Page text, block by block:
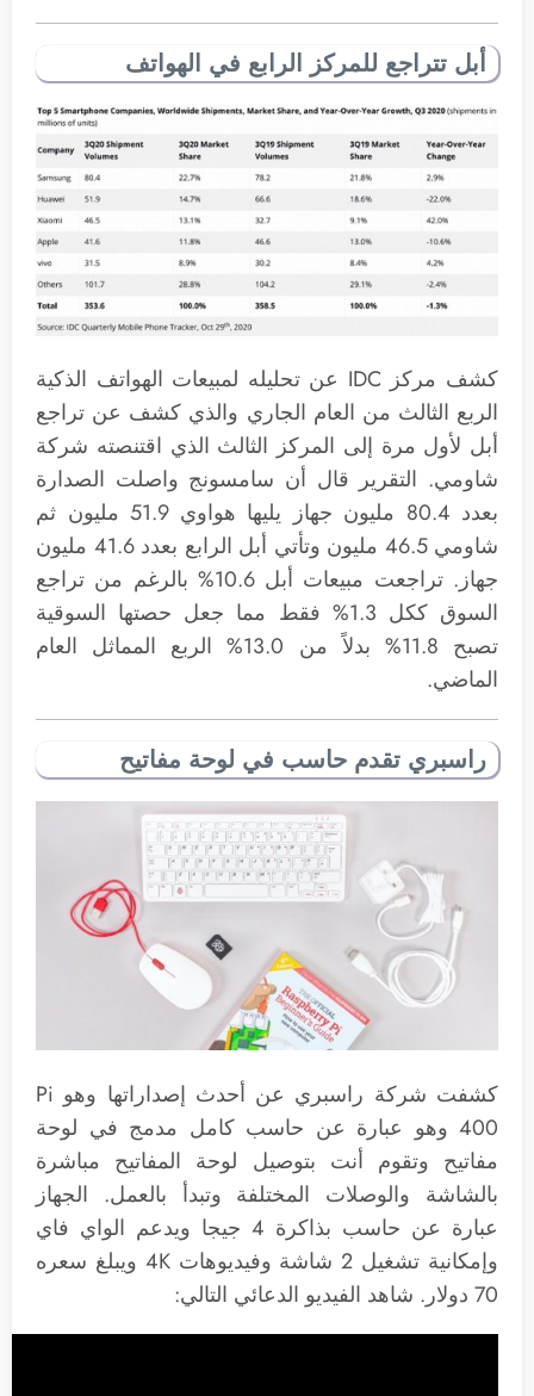
أبل تتراجع للمركز الرابع في الهواتف
كشف مركز IDC عن تحليله لمبيعات الهواتف الذكية
الربع الثالث من العام الجاري والذي كشف عن تراجع
أبل لأول مرة إلى المركز الثالث الذي اقتنصته شركة
شاومي. التقرير قال أن سامسونج واصلت الصدارة
بعدد 80.4 مليون جهاز يليها هواوي 51.9 مليون ثم
شاومي 46.5 مليون وتأتي أبل الرابع بعدد 41.6 مليون
جهاز. تراجعت مبيعات أبل 10.6% بالرغم من تراجع
السوق ككل 1.3% فقط مما جعل حصتها السوقية
تصبح 11.8% بدلاً من 13.0% الربع المماثل العام
الماضي.
راسبري تقدم حاسب في لوحة مفاتيح
كشفت شركة راسبري عن أحدث إصداراتها وهو Pi
400 وهو عبارة عن حاسب كامل مدمج في لوحة
مفاتيح وتقوم أنت بتوصيل لوحة المفاتيح مباشرة
بالشاشة والوصلات المختلفة وتبدأ بالعمل. الجهاز
عبارة عن حاسب بذاكرة 4 جيجا ويدعم الواي فاي
وإمكانية تشغيل 2 شاشة وفيديوهات 4K ويبلغ سعره
70 دولار. شاهد الفيديو الدعائي التالي: